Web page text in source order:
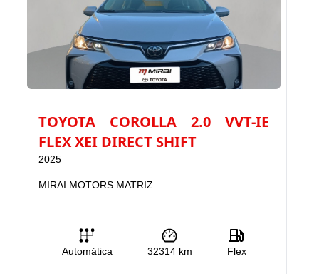
TOYOTA COROLLA 2.0 VVT-IE
FLEX XEI DIRECT SHIFT
2025
MIRAI MOTORS MATRIZ
Automática 32314km Flex